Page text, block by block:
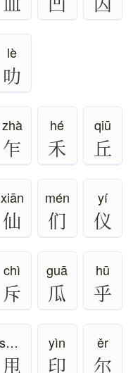
lè
叻
zhà
乍
hé
禾
qiū
丘
xiān
仙
mén
们
yí
仪
chì
斥
guā
瓜
hū
乎
shuǎi
甩
yìn
印
ěr
尔